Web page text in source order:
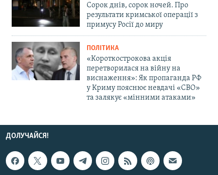
Сорок днів, сорок ночей. Про
результати кримської операції з
примусу Росії до миру
ПОЛІТИКА
«Короткострокова акція
перетворилася на війну на
виснаження»: Як пропаганда РФ
у Криму пояснює невдачі «СВО»
та залякує «мінними атаками»
ДОЛУЧАЙСЯ!